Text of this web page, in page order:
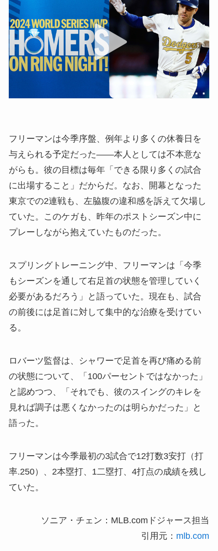
フリーマンは今季序盤、例年より多くの休養日を
与えられる予定だった――本人としては不本意な
がらも。彼の目標は毎年「できる限り多くの試合
に出場すること」だからだ。なお、開幕となった
東京での2連戦も、左脇腹の違和感を訴えて欠場し
ていた。このケガも、昨年のポストシーズン中に
プレーしながら抱えていたものだった。
スプリングトレーニング中、フリーマンは「今季
もシーズンを通して右足首の状態を管理していく
必要があるだろう」と語っていた。現在も、試合
の前後には足首に対して集中的な治療を受けてい
る。
ロバーツ監督は、シャワーで足首を再び痛める前
の状態について、「100パーセントではなかった」
と認めつつ、「それでも、彼のスイングのキレを
見れば調子は悪くなかったのは明らかだった」と
語った。
フリーマンは今季最初の3試合で12打数3安打（打
率.250）、2本塁打、1二塁打、4打点の成績を残し
ていた。
ソニア・チェン：MLB.comドジャース担当
引用元： mlb.com